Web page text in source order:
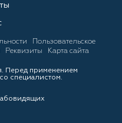
Пользовательское
Реквизиты Карта сайта
Перед применением
специалистом.